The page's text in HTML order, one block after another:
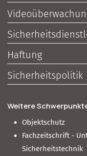
Haftung
Sicherheitspolitik
Weitere
Objektschutz
Fachzeitschrift -
Sicherheitstechnik